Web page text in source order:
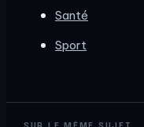
Santé
Sport